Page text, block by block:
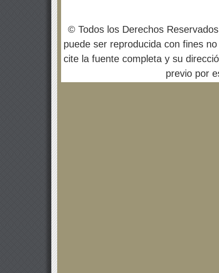
© Todos los Derechos
puede ser reproducida con fines
cite la fuente completa y su
previo por